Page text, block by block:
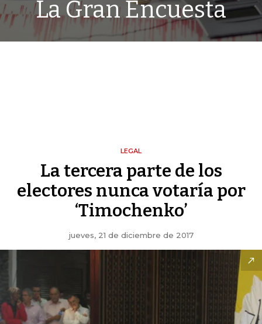
La Gran Encuesta
LEGAL
La tercera parte de los
electores nunca votaría por
‘Timochenko’
jueves, 21 de diciembre de 2017